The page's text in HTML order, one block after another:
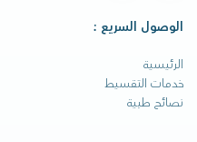
الوصول السريع :
الرئيسية
خدمات التقسيط
نصائح طبية